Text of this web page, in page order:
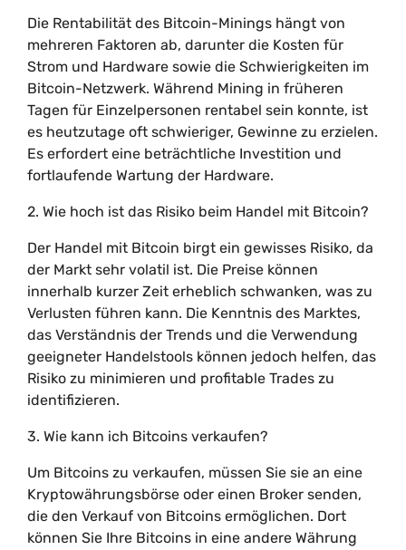
Die Rentabilität des Bitcoin-Minings hängt von
mehreren Faktoren ab, darunter die Kosten für
Strom und Hardware sowie die Schwierigkeiten im
Bitcoin-Netzwerk. Während Mining in früheren
Tagen für Einzelpersonen rentabel sein konnte, ist
es heutzutage oft schwieriger, Gewinne zu erzielen.
Es erfordert eine beträchtliche Investition und
fortlaufende Wartung der Hardware.
2. Wie hoch ist das Risiko beim Handel mit Bitcoin?
Der Handel mit Bitcoin birgt ein gewisses Risiko, da
der Markt sehr volatil ist. Die Preise können
innerhalb kurzer Zeit erheblich schwanken, was zu
Verlusten führen kann. Die Kenntnis des Marktes,
das Verständnis der Trends und die Verwendung
geeigneter Handelstools können jedoch helfen, das
Risiko zu minimieren und profitable Trades zu
identifizieren.
3. Wie kann ich Bitcoins verkaufen?
Um Bitcoins zu verkaufen, müssen Sie sie an eine
Kryptowährungsbörse oder einen Broker senden,
die den Verkauf von Bitcoins ermöglichen. Dort
können Sie Ihre Bitcoins in eine andere Währung